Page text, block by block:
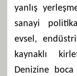
yanlış
sanayi
evsel,
kaynaklı
Denizine